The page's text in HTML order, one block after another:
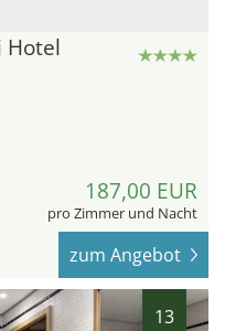
Hotel
187,00 EUR
pro Zimmer und Nacht
zum Angebot
13